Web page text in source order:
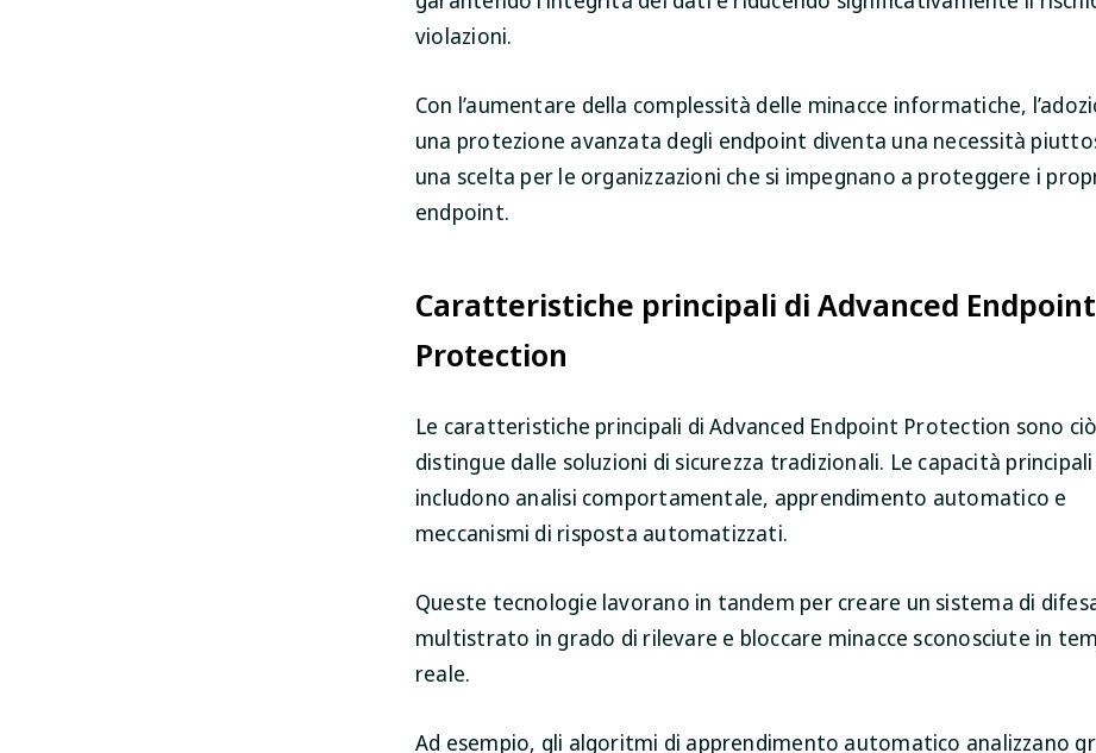
violazioni.
Con l’aumentare della complessità delle minacce informatiche,
una protezione avanzata degli endpoint diventa una necessità
una scelta per le organizzazioni che si impegnano a proteggere i
endpoint.
Caratteristiche principali di Advanced Endpoint
Protection
Le caratteristiche principali di Advanced Endpoint Protection sono
distingue dalle soluzioni di sicurezza tradizionali. Le capacità principali
includono analisi comportamentale, apprendimento automatico e
meccanismi di risposta automatizzati.
Queste tecnologie lavorano in tandem per creare un sistema di
multistrato in grado di rilevare e bloccare minacce sconosciute in
reale.
Ad esempio, gli algoritmi di apprendimento automatico analizzano